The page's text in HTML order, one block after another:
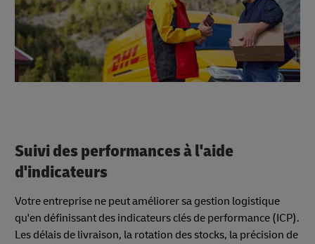
Suivi des performances à l'aide
d'indicateurs
Votre entreprise ne peut améliorer sa gestion logistique
qu'en définissant des indicateurs clés de performance (ICP).
Les délais de livraison, la rotation des stocks, la précision de